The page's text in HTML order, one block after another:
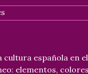
cultura española en
elementos,